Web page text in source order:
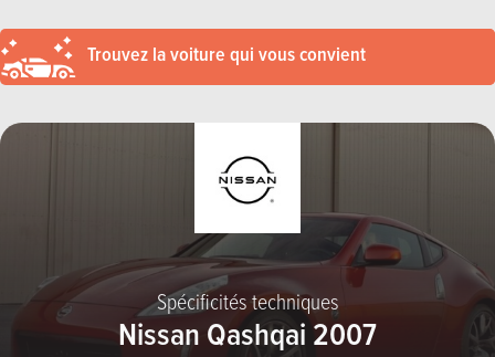
Trouvez la voiture qui vous convient
Spécificités techniques
Nissan Qashqai 2007